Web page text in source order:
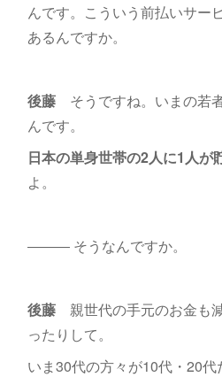
んです。こういう前払いサー
あるんですか。
後藤そうですね。いまの若
んです。
日本の単身世帯の2人に1人が
よ。
――― そうなんですか。
後藤親世代の手元のお金も
ったりして。
いま30代の方々が10代・20